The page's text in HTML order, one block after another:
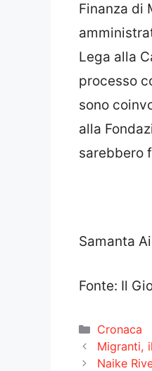
Finanza di
Lega alla
processo
sono
alla
sarebbero
Samanta
Fonte: Il
Categorie
Cronaca
Migranti,
Naike